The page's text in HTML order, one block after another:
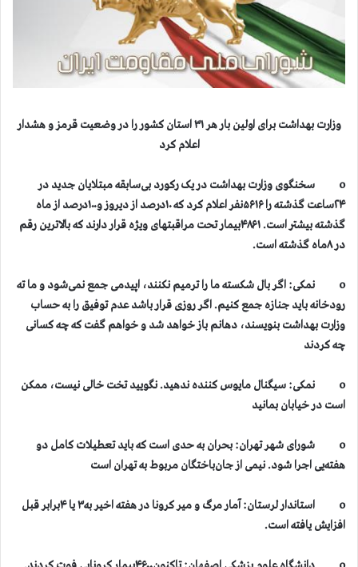
وزارت بهداشت برای اولین بار هر ۳۱ استان کشور را در وضعیت قرمز و هشدار
اعلام کرد
o سخنگوی وزارت بهداشت در یک رکورد بی‌سابقه مبتلایان جدید در
۲۴ساعت گذشته را ۵۶۱۶نفر اعلام کرد که ۱۰درصد از دیروز و۱۰۰درصد از ماه
گذشته بیشتر است. ۴۸۶۱بیمار تحت مراقبتهای ویژه قرار دارند که بالاترین رقم
در ۸ماه گذشته است.
o نمکی: اگر بال شکسته ما را ترمیم نکنند، اپیدمی جمع نمی‌شود و ما ته
رودخانه باید جنازه جمع کنیم. اگر روزی قرار باشد عدم توفیق را به حساب
وزارت بهداشت بنویسند، دهانم باز خواهد شد و خواهم گفت که چه کسانی
چه کردند
o نمکی: سیگنال مایوس کننده ندهید. نگویید تخت خالی نیست، ممکن
است در خیابان بمانید
o شورای شهر تهران: بحران به حدی است که باید تعطیلات کامل دو
هفته‌یی اجرا شود. نیمی از جان‌باختگان مربوط به تهران است
o استاندار لرستان: آمار مرگ و میر کرونا در هفته اخیر به۳ یا ۴برابر قبل
افزایش یافته است.